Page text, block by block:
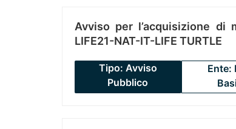
Avviso per l’acquisizione di
LIFE21-NAT-IT-LIFE TURTLE
Tipo: Avviso
Pubblico
Ente: